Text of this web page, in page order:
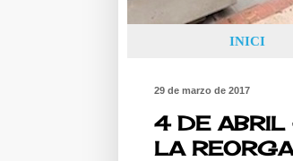
INICI
29 de marzo de 2017
4 DE ABRIL
LA